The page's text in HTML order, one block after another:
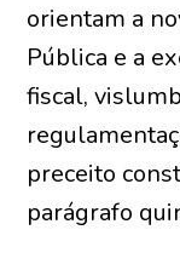
orientam a
Pública e a
fiscal,
preceito
parágrafo